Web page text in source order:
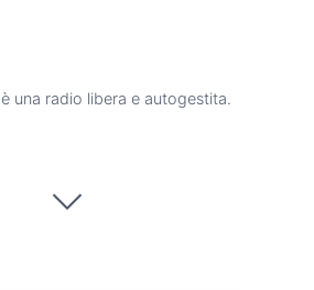
è una radio libera e autogestita.